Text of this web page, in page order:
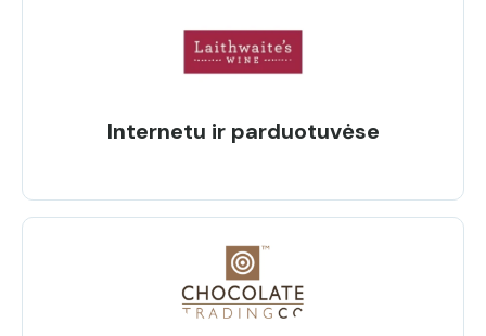
Internetu ir parduotuvėse